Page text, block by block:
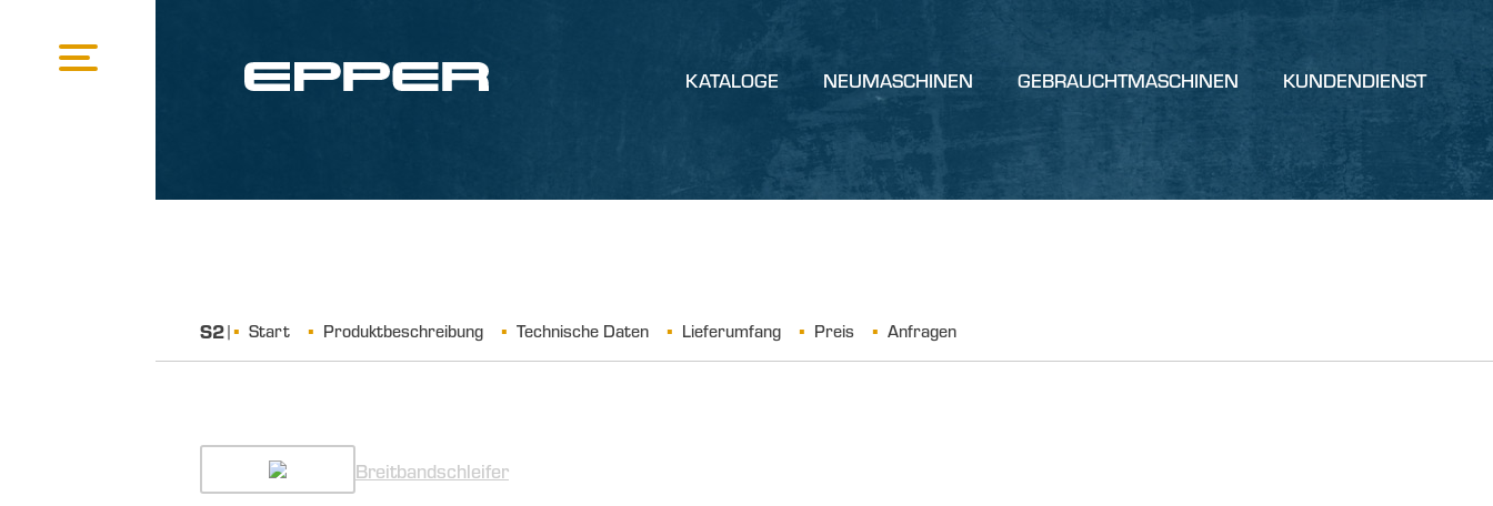
KATALOGE NEUMASCHINEN GEBRAUCHTMASCHINEN KUNDENDIENST
S2| Start Produktbeschreibung Technische Daten Lieferumfang Preis Anfragen
Breitbandschleifer